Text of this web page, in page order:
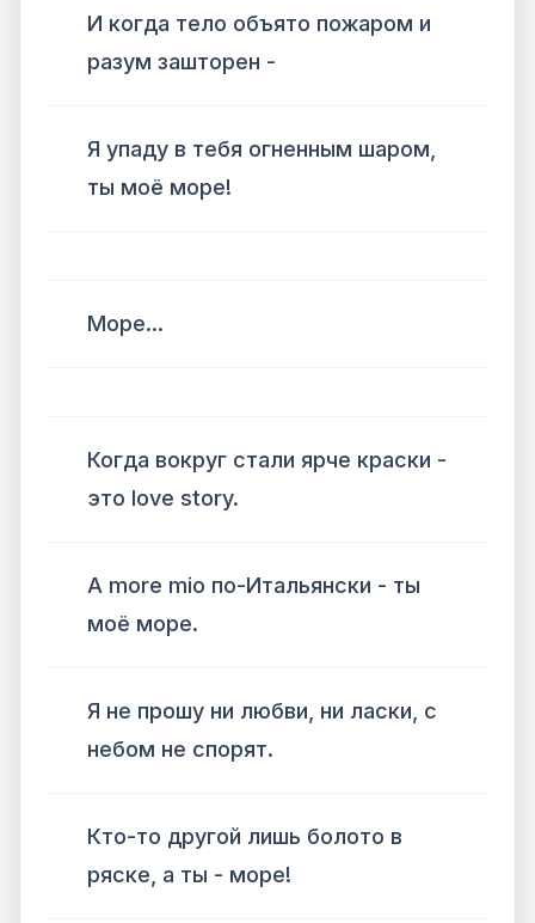
И когда тело объято пожаром и
разум зашторен -
Я упаду в тебя огненным шаром,
ты моё море!
Море...
Когда вокруг стали ярче краски -
это love story.
А more mio по-Итальянски - ты
моё море.
Я не прошу ни любви, ни ласки, с
небом не спорят.
Кто-то другой лишь болото в
ряске, а ты - море!